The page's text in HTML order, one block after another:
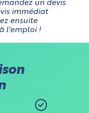
un devis
immédiat
ensuite
l'emploi !